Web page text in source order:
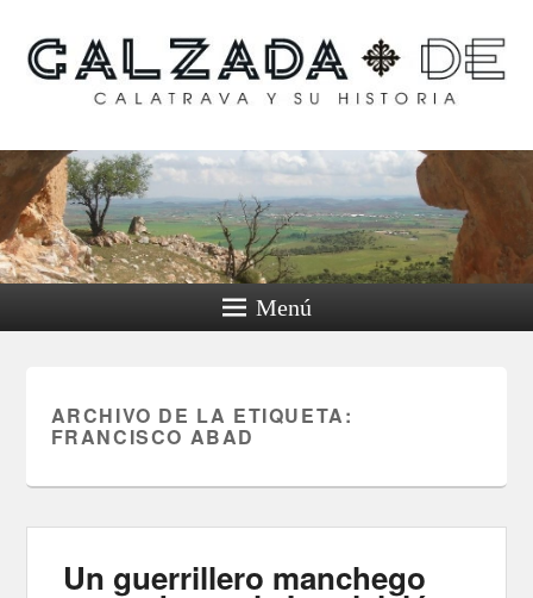
Calzada de Calatrava y
su historia
Menú
ARCHIVO DE LA ETIQUETA:
FRANCISCO ABAD
Un guerrillero manchego